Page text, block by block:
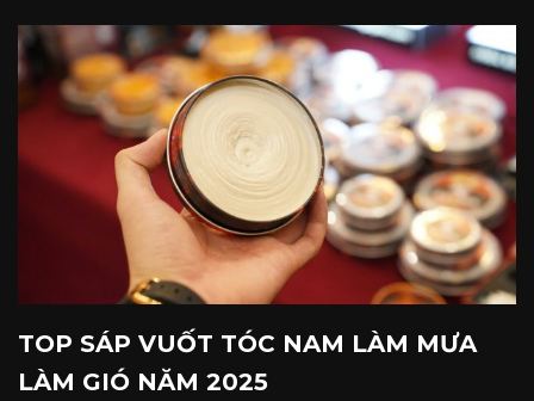
TOP SÁP VUỐT TÓC NAM LÀM MƯA
LÀM GIÓ NĂM 2025